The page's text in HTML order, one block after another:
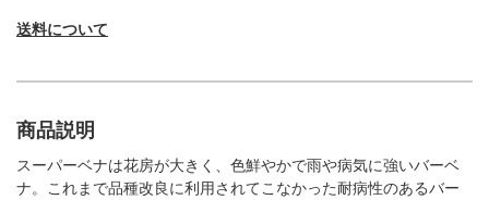
送料について
商品説明
スーパーベナは花房が大きく、色鮮やかで雨や病気に強いバーベ
ナ。これまで品種改良に利用されてこなかった耐病性のあるバー